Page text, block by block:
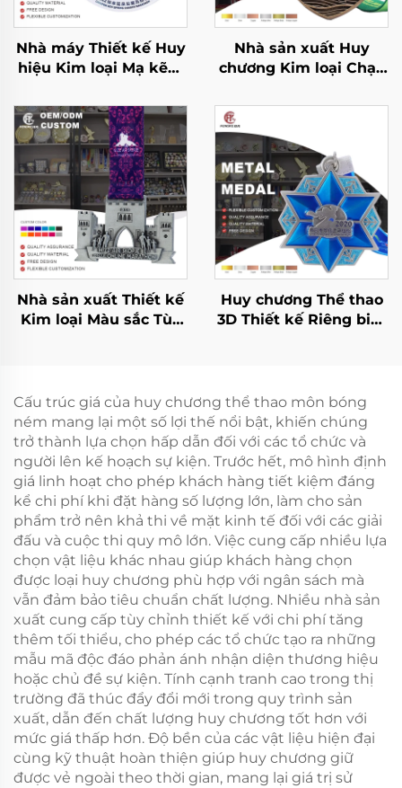
Nhà máy Thiết kế Huy
hiệu Kim loại Mạ kẽm
Dành cho Giải thưởng
Hoàn thành Cuộc thi
Thể thao và Chạy
Marathon
Nhà sản xuất Huy
chương Kim loại Chạy
marathon Thể thao
Huy chương Kim loại
Nhà sản xuất Thiết kế
Kim loại Màu sắc Tùy
thao Hoàn thành Cuộc
đua
Huy chương Thể thao
3D Thiết kế Riêng biệt
Cấu trúc giá của huy chương thể thao môn bóng
ném mang lại một số lợi thế nổi bật, khiến chúng
trở thành lựa chọn hấp dẫn đối với các tổ chức và
người lên kế hoạch sự kiện. Trước hết, mô hình định
giá linh hoạt cho phép khách hàng tiết kiệm đáng
kể chi phí khi đặt hàng số lượng lớn, làm cho sản
phẩm trở nên khả thi về mặt kinh tế đối với các giải
đấu và cuộc thi quy mô lớn. Việc cung cấp nhiều lựa
chọn vật liệu khác nhau giúp khách hàng chọn
được loại huy chương phù hợp với ngân sách mà
vẫn đảm bảo tiêu chuẩn chất lượng. Nhiều nhà sản
xuất cung cấp tùy chỉnh thiết kế với chi phí tăng
thêm tối thiểu, cho phép các tổ chức tạo ra những
mẫu mã độc đáo phản ánh nhận diện thương hiệu
hoặc chủ đề sự kiện. Tính cạnh tranh cao trong thị
trường đã thúc đẩy đổi mới trong quy trình sản
xuất, dẫn đến chất lượng huy chương tốt hơn với
mức giá thấp hơn. Độ bền của các vật liệu hiện đại
cùng kỹ thuật hoàn thiện giúp huy chương giữ
được vẻ ngoài theo thời gian, mang lại giá trị sử